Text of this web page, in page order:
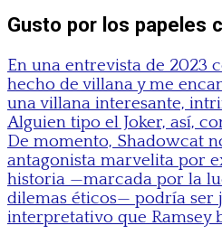
Gusto por los papeles
En una entrevista de 2023
hecho de villana y me
una villana interesante,
Alguien tipo el Joker, así,
De momento, Shadowcat
antagonista marvelita por
historia —marcada por la
dilemas éticos— podría ser
interpretativo que Ramsey